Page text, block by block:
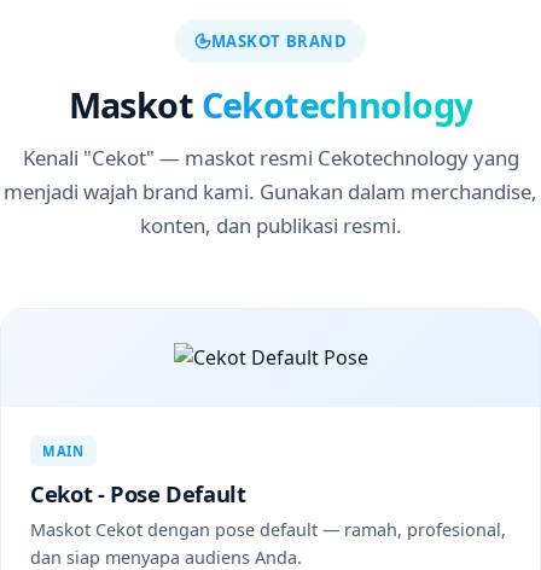
MASKOT BRAND
Maskot Cekotechnology
Kenali "Cekot" — maskot resmi Cekotechnology yang
menjadi wajah brand kami. Gunakan dalam merchandise,
konten, dan publikasi resmi.
MAIN
Cekot - Pose Default
Maskot Cekot dengan pose default — ramah, profesional,
dan siap menyapa audiens Anda.